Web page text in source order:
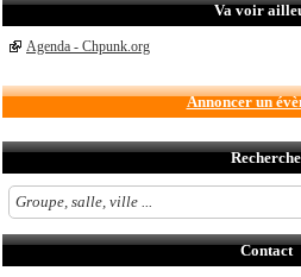
Va voir
Agenda - Chpunk.org
Annoncer un
Recherche
Contact